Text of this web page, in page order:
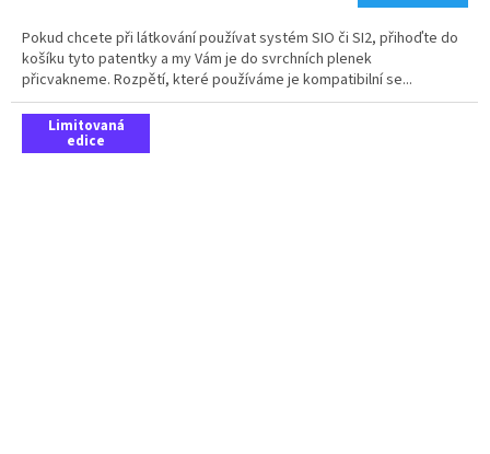
Pokud chcete při látkování používat systém SIO či SI2, přihoďte do
košíku tyto patentky a my Vám je do svrchních plenek
přicvakneme. Rozpětí, které používáme je kompatibilní se...
Limitovaná
edice